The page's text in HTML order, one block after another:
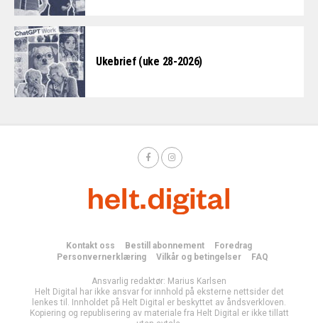
Ukebrief (uke 28-2026)
Kontakt oss Bestill abonnement
Foredrag
Personvernerklæring
Vilkår og betingelser FAQ
Ansvarlig redaktør: Marius Karlsen
Helt Digital har ikke ansvar for innhold på eksterne nettsider det
lenkes til. Innholdet på Helt Digital er beskyttet av åndsverkloven.
Kopiering og republisering av materiale fra Helt Digital er ikke tillatt